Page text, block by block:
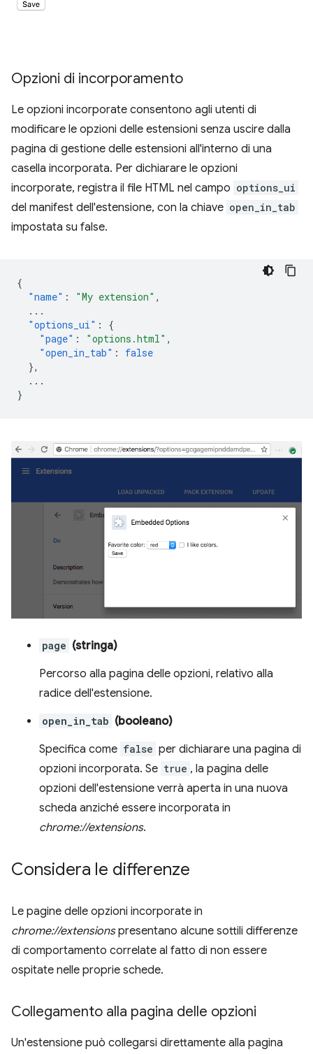
Opzioni di incorporamento
Le opzioni incorporate consentono agli utenti di
modificare le opzioni delle estensioni senza uscire dalla
pagina di gestione delle estensioni all'interno di una
casella incorporata. Per dichiarare le opzioni
incorporate, registra il file HTML nel campo options_ui
del manifest dell'estensione, con la chiave open_in_tab
impostata su false.
{
"name" : "My extension" ,
...
"options_ui" :
{
"page" : "options.html" ,
"open_in_tab" :
false
},
...
}
page (stringa)
Percorso alla pagina delle opzioni, relativo alla
radice dell'estensione.
open_in_tab (booleano)
Specifica come false per dichiarare una pagina di
opzioni incorporata. Se true , la pagina delle
opzioni dell'estensione verrà aperta in una nuova
scheda anziché essere incorporata in
chrome://extensions.
Considera le differenze
Le pagine delle opzioni incorporate in
chrome://extensionspresentano alcune sottili differenze
di comportamento correlate al fatto di non essere
ospitate nelle proprie schede.
Collegamento alla pagina delle opzioni
Un'estensione può collegarsi direttamente alla pagina